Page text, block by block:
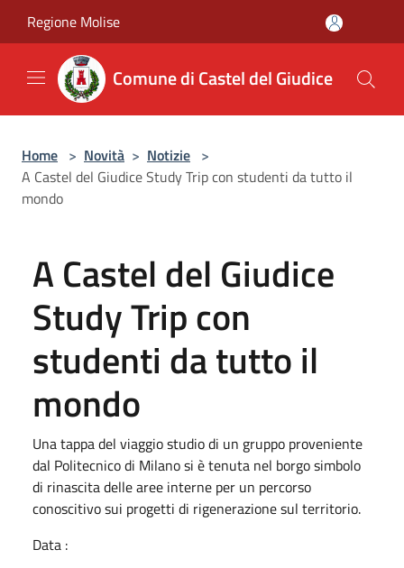
Regione Molise
Comune di Castel del Giudice
Home > Novità > Notizie >
A Castel del Giudice Study Trip con studenti da tutto il
mondo
A Castel del Giudice
Study Trip con
studenti da tutto il
mondo
Una tappa del viaggio studio di un gruppo proveniente
dal Politecnico di Milano si è tenuta nel borgo simbolo
di rinascita delle aree interne per un percorso
conoscitivo sui progetti di rigenerazione sul territorio.
Data :